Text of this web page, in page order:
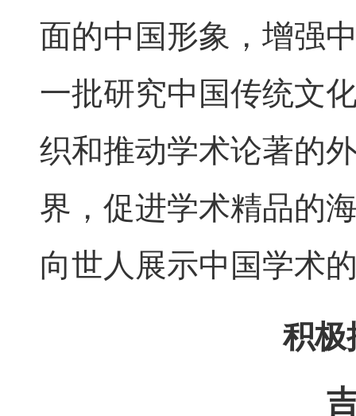
面的中国形象，增强
一批研究中国传统文
织和推动学术论著的
界，促进学术精品的
向世人展示中国学术
积极